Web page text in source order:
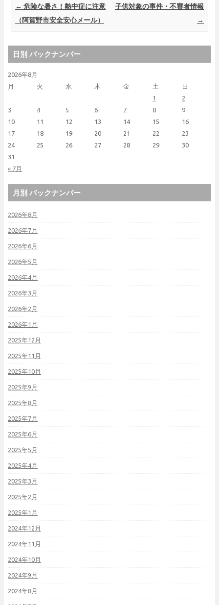
Post navigation
← 危険な暑さ！熱中症に注意
（阿賀野市安全安心メール）
子供対象の事件・不審者情報
→
日別 バックナンバー
2026年8月
月
火 水 木 金 土 日
« 7月
1
2
3
4 5 6 7 8
9
10
11 12 13 14 15
16
17
18 19 20 21 22
23
24
25 26 27 28 29
30
31
月別 バックナンバー
2026年8月
2026年7月
2026年6月
2026年5月
2026年4月
2026年3月
2026年2月
2026年1月
2025年12月
2025年11月
2025年10月
2025年9月
2025年8月
2025年7月
2025年6月
2025年5月
2025年4月
2025年3月
2025年2月
2025年1月
2024年12月
2024年11月
2024年10月
2024年9月
2024年8月